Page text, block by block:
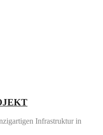
Infrastruktur in